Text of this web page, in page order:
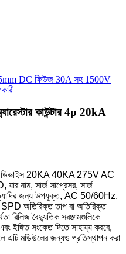
কাউন্টার 4p 20kA
ডিভাইস 20KA 40KA 275V AC
নাম, সার্জ সাপ্রেসর, সার্জ
জন্য উপযুক্ত, AC 50/60Hz,
অতিরিক্ত তাপ বা অতিরিক্ত
রিলিজ বৈদ্যুতিক সরঞ্জামগুলিকে
ইঙ্গিত সংকেত দিতে সাহায্য করবে,
এটি মডিউলের জন্যও প্রতিস্থাপন করা